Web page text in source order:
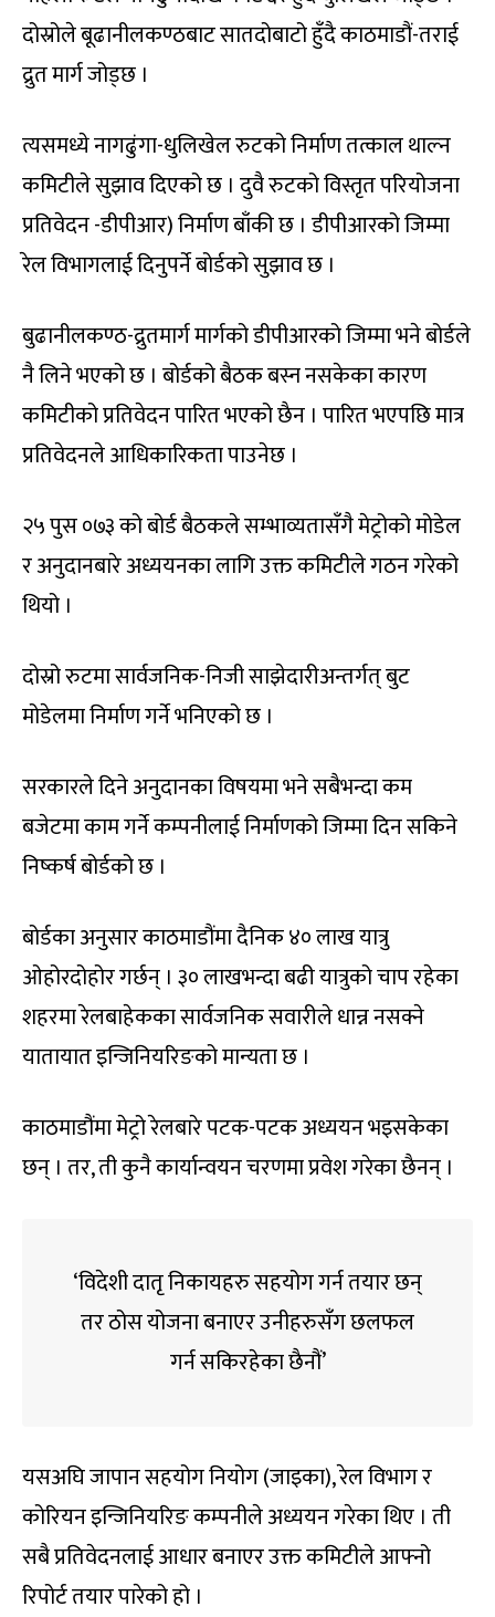
दोस्रोले बूढानीलकण्ठबाट सातदोबाटो हुँदै काठमाडौं-तराई
द्रुत मार्ग जोड्छ ।
त्यसमध्ये नागढुंगा-धुलिखेल रुटको निर्माण तत्काल थाल्न
कमिटीले सुझाव दिएको छ । दुवै रुटको विस्तृत परियोजना
प्रतिवेदन -डीपीआर) निर्माण बाँकी छ । डीपीआरको जिम्मा
रेल विभागलाई दिनुपर्ने बोर्डको सुझाव छ ।
बुढानीलकण्ठ-द्रुतमार्ग मार्गको डीपीआरको जिम्मा भने बोर्डले
नै लिने भएको छ । बोर्डको बैठक बस्न नसकेका कारण
कमिटीको प्रतिवेदन पारित भएको छैन । पारित भएपछि मात्र
प्रतिवेदनले आधिकारिकता पाउनेछ ।
२५ पुस ०७३ को बोर्ड बैठकले सम्भाव्यतासँगै मेट्रोको मोडेल
र अनुदानबारे अध्ययनका लागि उक्त कमिटीले गठन गरेको
थियो ।
दोस्रो रुटमा सार्वजनिक-निजी साझेदारीअन्तर्गत् बुट
मोडेलमा निर्माण गर्ने भनिएको छ ।
सरकारले दिने अनुदानका विषयमा भने सबैभन्दा कम
बजेटमा काम गर्ने कम्पनीलाई निर्माणको जिम्मा दिन सकिने
निष्कर्ष बोर्डको छ ।
बोर्डका अनुसार काठमाडौंमा दैनिक ४० लाख यात्रु
ओहोरदोहोर गर्छन् । ३० लाखभन्दा बढी यात्रुको चाप रहेका
शहरमा रेलबाहेकका सार्वजनिक सवारीले धान्न नसक्ने
यातायात इन्जिनियरिङको मान्यता छ ।
काठमाडौंमा मेट्रो रेलबारे पटक-पटक अध्ययन भइसकेका
छन् । तर, ती कुनै कार्यान्वयन चरणमा प्रवेश गरेका छैनन् ।
‘विदेशी दातृ निकायहरु सहयोग गर्न तयार छन्
तर ठोस योजना बनाएर उनीहरुसँग छलफल
गर्न सकिरहेका छैनौं’
यसअघि जापान सहयोग नियोग (जाइका), रेल विभाग र
कोरियन इन्जिनियरिङ कम्पनीले अध्ययन गरेका थिए । ती
सबै प्रतिवेदनलाई आधार बनाएर उक्त कमिटीले आफ्नो
रिपोर्ट तयार पारेको हो ।